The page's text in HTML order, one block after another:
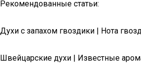
Рекомендованные статьи:
Духи с запахом гвоздики | Нота
Швейцарские духи | Известные